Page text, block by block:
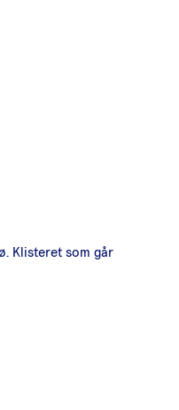
Klisteret som går